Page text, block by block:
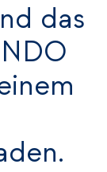
das